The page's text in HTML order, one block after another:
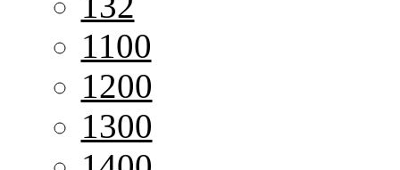
1100
1200
1300